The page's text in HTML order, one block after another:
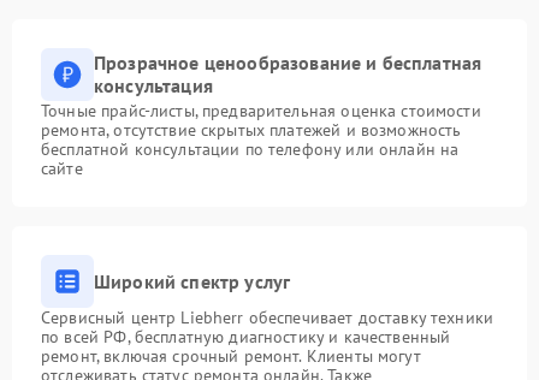
Прозрачное ценообразование и бесплатная
консультация
Точные прайс-листы, предварительная оценка стоимости
ремонта, отсутствие скрытых платежей и возможность
бесплатной консультации по телефону или онлайн на
сайте
Широкий спектр услуг
Сервисный центр Liebherr обеспечивает доставку техники
по всей РФ, бесплатную диагностику и качественный
ремонт, включая срочный ремонт. Клиенты могут
отслеживать статус ремонта онлайн. Также